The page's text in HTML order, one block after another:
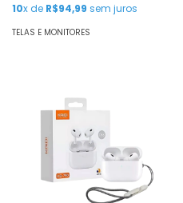
10x de R$94,99 sem juros
TELAS E MONITORES